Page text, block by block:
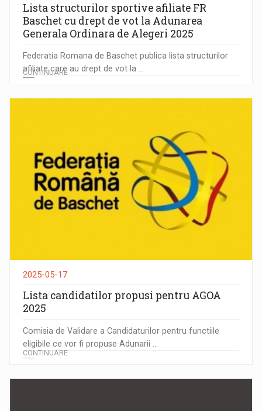
Lista structurilor sportive afiliate FR
Baschet cu drept de vot la Adunarea
Generala Ordinara de Alegeri 2025
Federatia Romana de Baschet publica lista structurilor
afiliate care au drept de vot la ...
CONTINUARE
2025-05-17
Lista candidatilor propusi pentru AGOA
2025
Comisia de Validare a Candidaturilor pentru functiile
eligibile ce vor fi propuse Adunarii ...
CONTINUARE